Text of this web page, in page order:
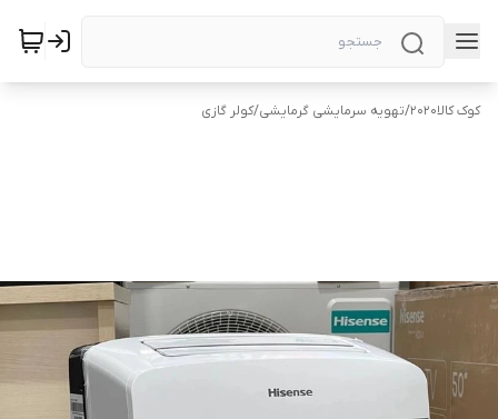
کوک کالا2020 /تهویه سرمایشی گرمایشی/کولر گازی